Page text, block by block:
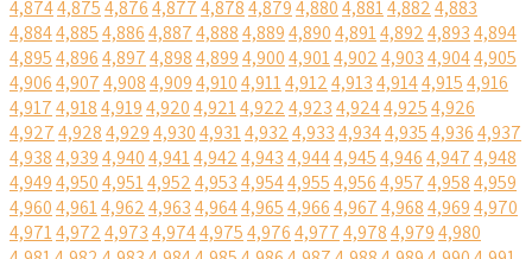
4,8744,8754,8764,8774,8784,8794,8804,8814,8824,883
4,8844,8854,8864,8874,8884,8894,8904,8914,8924,8934,894
4,8954,8964,8974,8984,8994,9004,9014,9024,9034,9044,905
4,9064,9074,9084,9094,9104,9114,9124,9134,9144,9154,916
4,9174,9184,9194,9204,9214,9224,9234,9244,9254,926
4,9274,9284,9294,9304,9314,9324,9334,9344,9354,9364,937
4,9384,9394,9404,9414,9424,9434,9444,9454,9464,9474,948
4,9494,9504,9514,9524,9534,9544,9554,9564,9574,9584,959
4,9604,9614,9624,9634,9644,9654,9664,9674,9684,9694,970
4,9714,9724,9734,9744,9754,9764,9774,9784,9794,980